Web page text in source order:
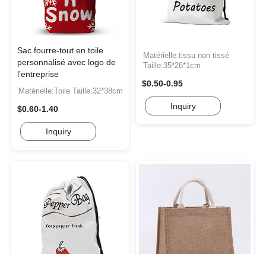
Sac fourre-tout en toile
personnalisé avec logo de
l'entreprise
Matérielle:Toile Taille:32*38cm
$0.60-1.40
Inquiry
Matérielle:tissu non tissé
Taille:35*26*1cm
$0.50-0.95
Inquiry